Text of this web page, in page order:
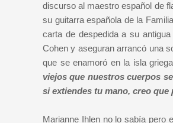
discurso al maestro español de
su guitarra española de la
carta de despedida a su
Cohen y aseguran arrancó una
que se enamoró en la isla
viejos que nuestros cuerpos
si extiendes tu mano, creo
Marianne Ihlen no lo sabía pero